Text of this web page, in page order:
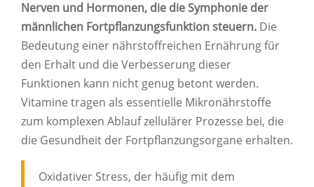
Nerven und Hormonen, die die Symphonie der
männlichen Fortpflanzungsfunktion steuern. Die
Bedeutung einer nährstoffreichen Ernährung für
den Erhalt und die Verbesserung dieser
Funktionen kann nicht genug betont werden.
Vitamine tragen als essentielle Mikronährstoffe
zum komplexen Ablauf zellulärer Prozesse bei, die
die Gesundheit der Fortpflanzungsorgane erhalten.
Oxidativer Stress, der häufig mit dem